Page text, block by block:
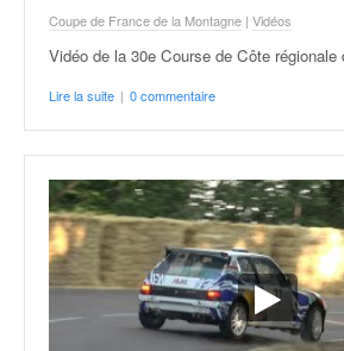
Coupe de France de la Montagne | Vidéos
Vidéo de la 30e Course de Côte régionale
Lire la suite | 0 commentaire